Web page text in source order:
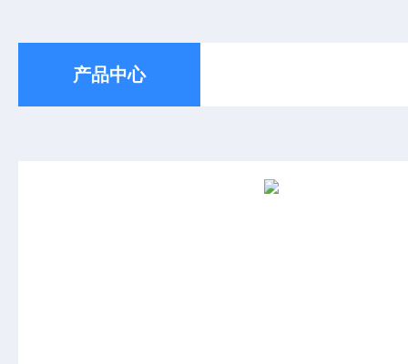
产品中心